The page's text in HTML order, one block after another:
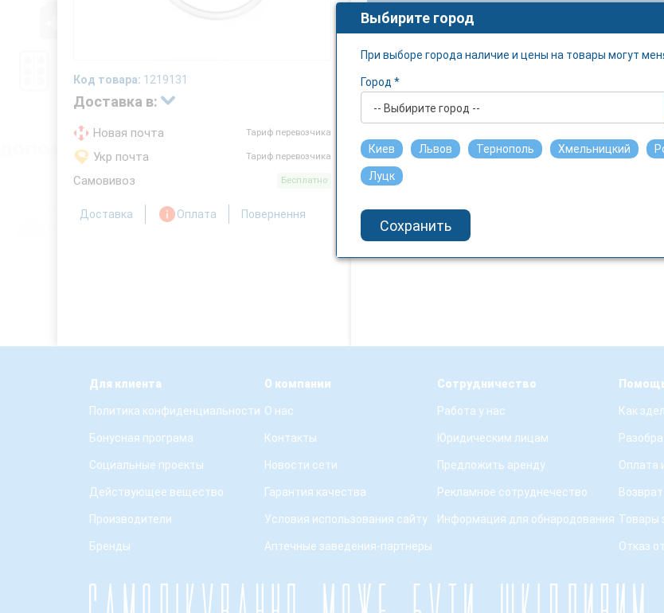
Код товара: 1219131
Доставка в:
Новая почта Тариф перевозчика
Укр почта Тариф перевозчика
Самовивоз Бесплатно
Доставка Оплата Повернення
Просмотреть наличие в других городах
Для клиента
Политика конфиденциальности
Бонусная програма
Социальные проекты
Действующее вещество
Производители
Бренды
О компании
О нас
Контакты
Новости сети
Гарантия качества
Условия использования сайту
Аптечные заведения-партнеры
Сотрудничество
Работа у нас
Юридическим лицам
Предложить аренду
Рекламное сотруднечество
Информация для обнародования
Как
Оплата
Товары
Отказ
Выбирите город
При выборе города наличие и цены на товары могут
Город *
-- Выбирите город --
Киев Львов Тернополь Хмельницкий
Луцк
Сохранить